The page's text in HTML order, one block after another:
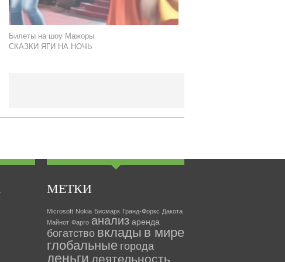
Билеты на шоу Мажоры
СКАЗКИ ЯГИ НА НОЧЬ
МЕТКИ
Microsoft Nokia Бисмарк Гранд-Форкс Дакота
Майнот Фарго анализ аренда
богатство вклады в мире
глобальные города
деньги деятельность